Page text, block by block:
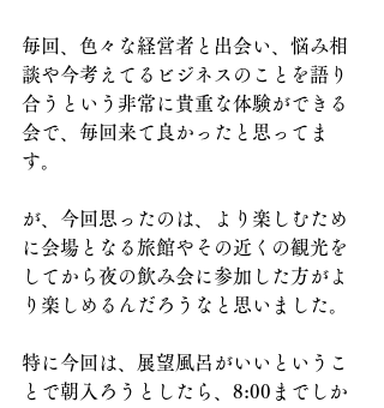
毎回、色々な経営者と出会い、悩み相
談や今考えてるビジネスのことを語り
合うという非常に貴重な体験ができる
会で、毎回来て良かったと思ってま
す。
が、今回思ったのは、より楽しむため
に会場となる旅館やその近くの観光を
してから夜の飲み会に参加した方がよ
り楽しめるんだろうなと思いました。
特に今回は、展望風呂がいいというこ
とで朝入ろうとしたら、8:00までしか